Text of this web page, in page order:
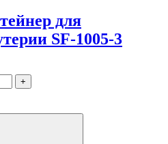
для
SF-1005-3
+